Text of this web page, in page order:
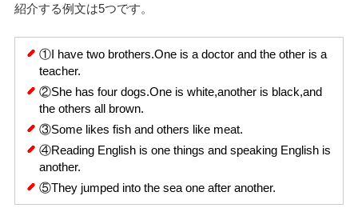
紹介する例文は5つです。
①I have two brothers.One is a doctor and the other is a
teacher.
②She has four dogs.One is white,another is black,and
the others all brown.
③Some likes fish and others like meat.
④Reading English is one things and speaking English is
another.
⑤They jumped into the sea one after another.